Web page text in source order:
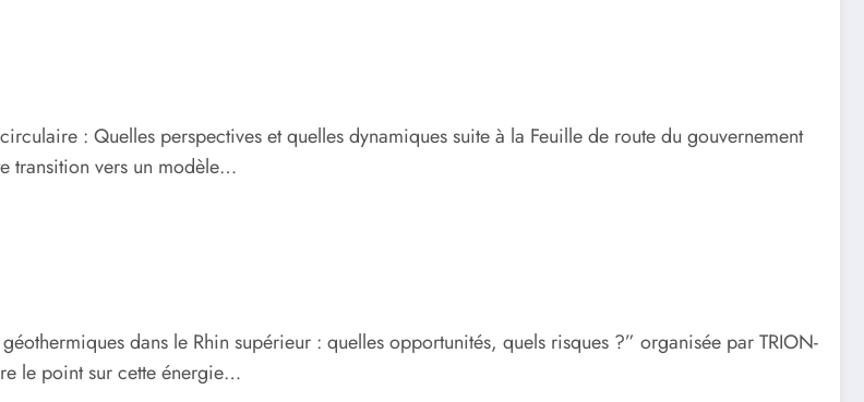
: Quelles perspectives et quelles dynamiques suite à la Feuille de route du gouvernement
transition vers un modèle…
dans le Rhin supérieur : quelles opportunités, quels risques ?” organisée par TRION-
le point sur cette énergie…